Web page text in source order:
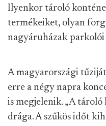
Ilyenkor tároló
termékeiket, olyan
nagyáruházak
A magyarországi
erre a négy napra
is megjelenik. „A
drága. A szűkös időt